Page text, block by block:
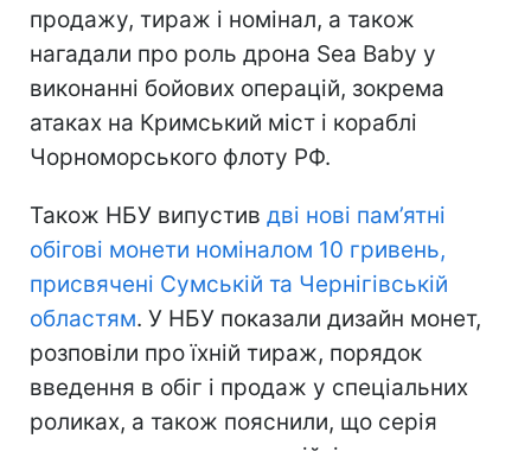
продажу, тираж і номінал, а також
нагадали про роль дрона Sea Baby у
виконанні бойових операцій, зокрема
атаках на Кримський міст і кораблі
Чорноморського флоту РФ.
Також НБУ випустив дві нові пам’ятні
обігові монети номіналом 10 гривень,
присвячені Сумській та Чернігівській
областям. У НБУ показали дизайн монет,
розповіли про їхній тираж, порядок
введення в обіг і продаж у спеціальних
роликах, а також пояснили, що серія